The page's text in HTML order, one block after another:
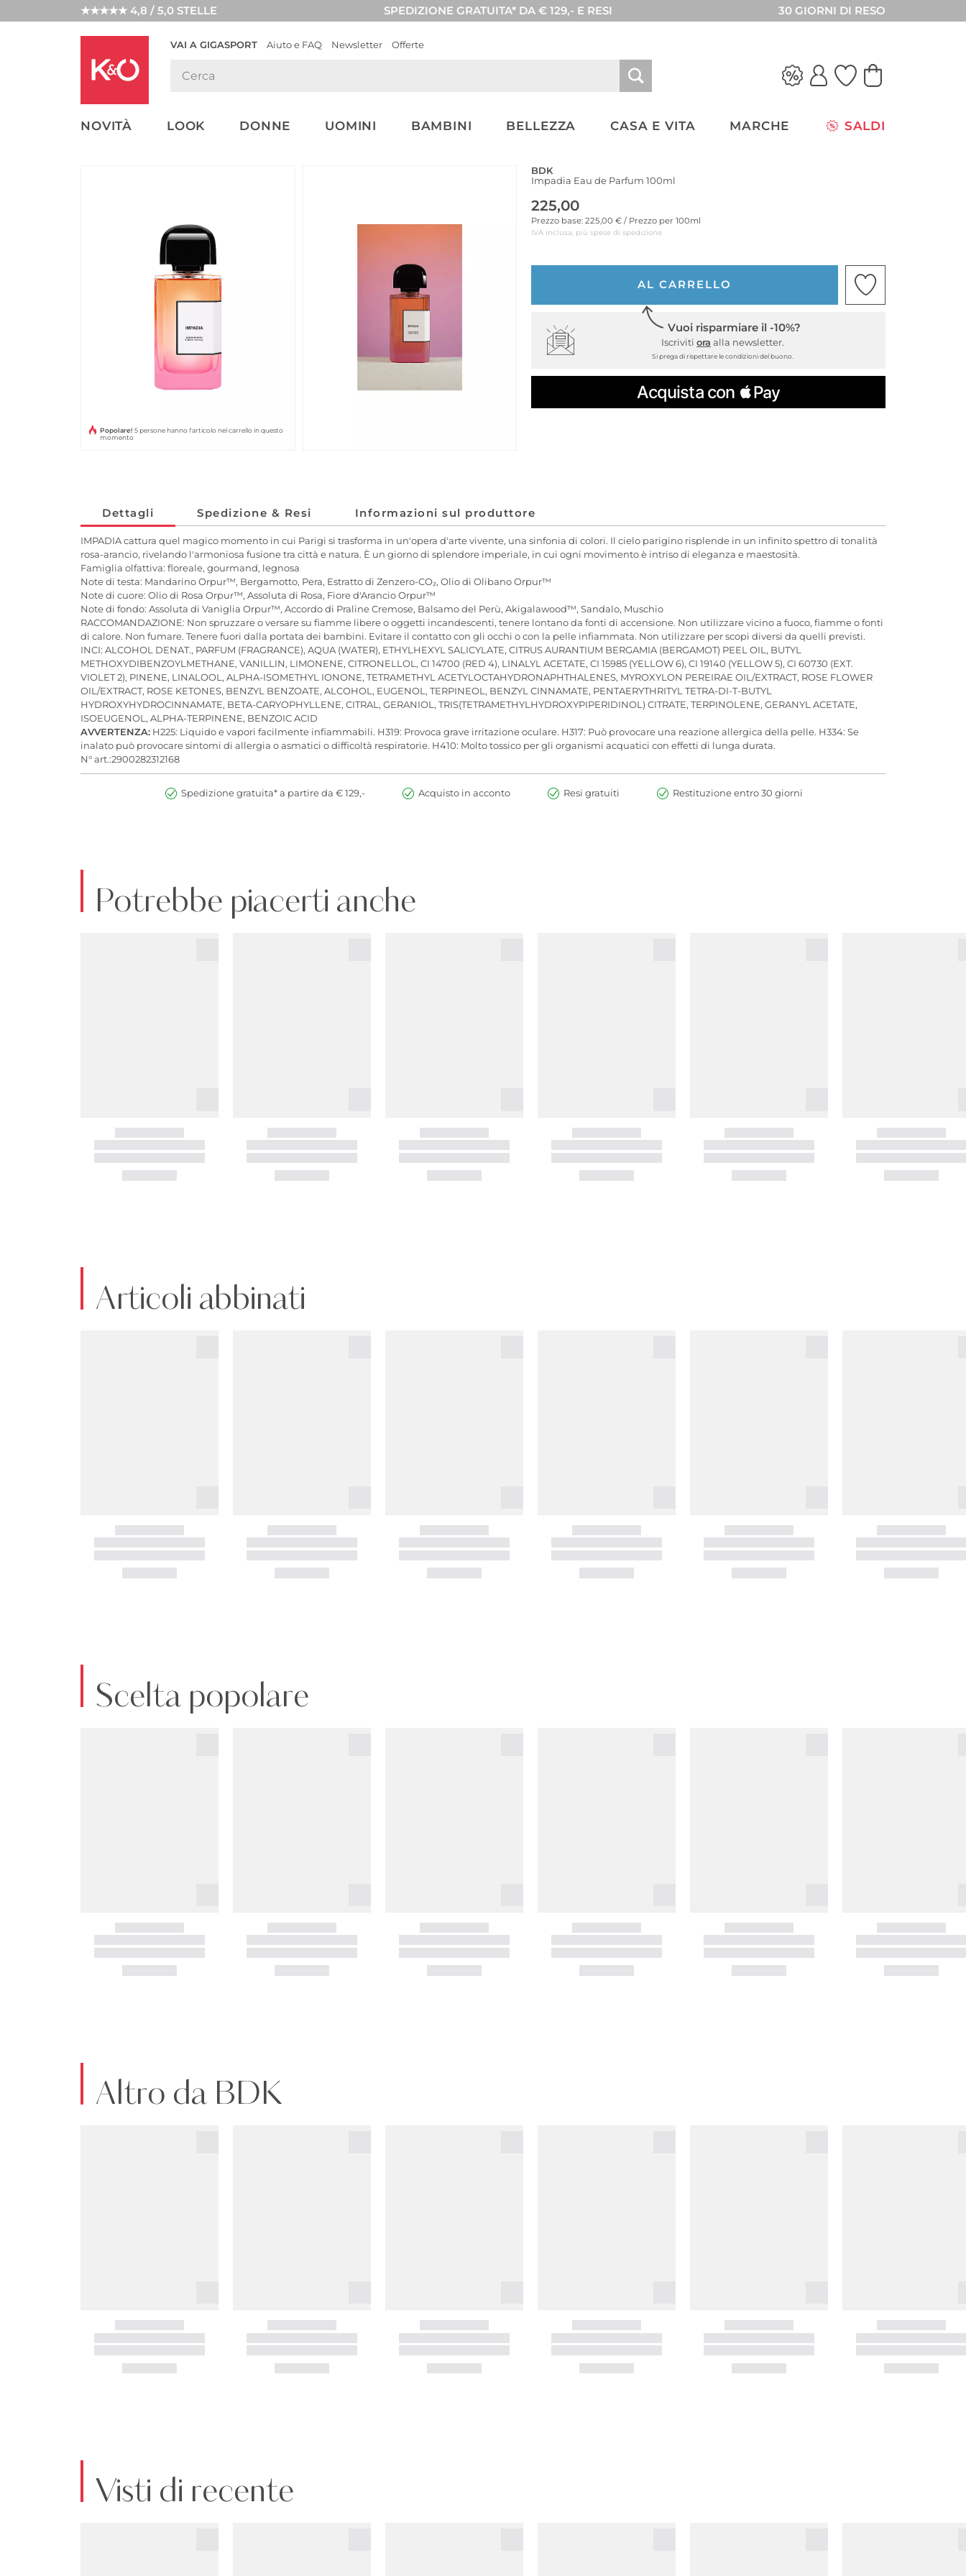
★★★★★ 4,8 / 5,0 STELLE SPEDIZIONE GRATUITA* DA € 129,- E RESI 30 GIORNI DI RESO
VAI A GIGASPORT Aiuto e FAQ Newsletter Offerte
NOVITÀ LOOK DONNE UOMINI BAMBINI BELLEZZA CASA E VITA MARCHE SALDI
LOOK
WEDDING
Popolare! 5 persone hanno l'articolo nel carrello in questo
momento
BDK
Impadia Eau de Parfum 100ml
225,00
Prezzo base: 225,00 € / Prezzo per 100ml
IVA inclusa, più spese di spedizione
AL CARRELLO
Vuoi risparmiare il -10%?
Iscriviti ora alla newsletter.
Si prega di rispettare le condizioni del buono.
Dettagli Spedizione & Resi Informazioni sul produttore
IMPADIA cattura quel magico momento in cui Parigi si trasforma in un'opera d'arte vivente, una sinfonia di colori. Il cielo parigino risplende in un infinito spettro di tonalità
rosa-arancio, rivelando l'armoniosa fusione tra città e natura. È un giorno di splendore imperiale, in cui ogni movimento è intriso di eleganza e maestosità.
Famiglia olfattiva: floreale, gourmand, legnosa
Note di testa: Mandarino Orpur™, Bergamotto, Pera, Estratto di Zenzero-CO₂, Olio di Olibano Orpur™
Note di cuore: Olio di Rosa Orpur™, Assoluta di Rosa, Fiore d'Arancio Orpur™
Note di fondo: Assoluta di Vaniglia Orpur™, Accordo di Praline Cremose, Balsamo del Perù, Akigalawood™, Sandalo, Muschio
RACCOMANDAZIONE: Non spruzzare o versare su fiamme libere o oggetti incandescenti, tenere lontano da fonti di accensione. Non utilizzare vicino a fuoco, fiamme o fonti
di calore. Non fumare. Tenere fuori dalla portata dei bambini. Evitare il contatto con gli occhi o con la pelle infiammata. Non utilizzare per scopi diversi da quelli previsti.
INCI: ALCOHOL DENAT., PARFUM (FRAGRANCE), AQUA (WATER), ETHYLHEXYL SALICYLATE, CITRUS AURANTIUM BERGAMIA (BERGAMOT) PEEL OIL, BUTYL
METHOXYDIBENZOYLMETHANE, VANILLIN, LIMONENE, CITRONELLOL, CI 14700 (RED 4), LINALYL ACETATE, CI 15985 (YELLOW 6), CI 19140 (YELLOW 5), CI 60730 (EXT.
VIOLET 2), PINENE, LINALOOL, ALPHA-ISOMETHYL IONONE, TETRAMETHYL ACETYLOCTAHYDRONAPHTHALENES, MYROXYLON PEREIRAE OIL/EXTRACT, ROSE FLOWER
OIL/EXTRACT, ROSE KETONES, BENZYL BENZOATE, ALCOHOL, EUGENOL, TERPINEOL, BENZYL CINNAMATE, PENTAERYTHRITYL TETRA-DI-T-BUTYL
HYDROXYHYDROCINNAMATE, BETA-CARYOPHYLLENE, CITRAL, GERANIOL, TRIS(TETRAMETHYLHYDROXYPIPERIDINOL) CITRATE, TERPINOLENE, GERANYL ACETATE,
ISOEUGENOL, ALPHA-TERPINENE, BENZOIC ACID
AVVERTENZA: H225: Liquido e vapori facilmente infiammabili. H319: Provoca grave irritazione oculare. H317: Può provocare una reazione allergica della pelle. H334: Se
inalato può provocare sintomi di allergia o asmatici o difficoltà respiratorie. H410: Molto tossico per gli organismi acquatici con effetti di lunga durata.
N° art.:2900282312168
Spedizione gratuita* a partire da € 129,- Acquisto in acconto Resi gratuiti Restituzione entro 30 giorni
Potrebbe piacerti anche
Articoli abbinati
Scelta popolare
Altro da BDK
Visti di recente